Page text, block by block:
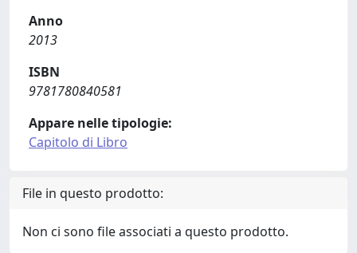
Anno
2013
ISBN
9781780840581
Appare nelle tipologie:
Capitolo di Libro
File in questo prodotto:
Non ci sono file associati a questo prodotto.